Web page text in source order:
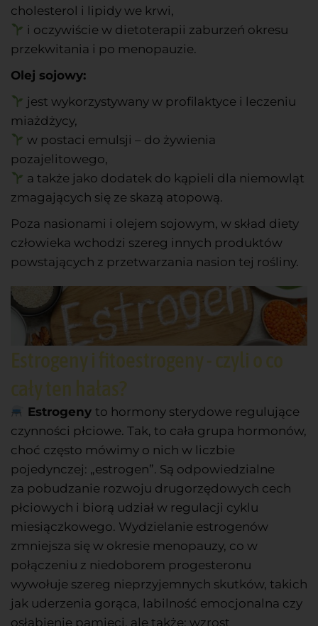
cholesterol i lipidy we krwi,
i oczywiście w dietoterapii zaburzeń okresu
przekwitania i po menopauzie.
Olej sojowy:
jest wykorzystywany w profilaktyce i leczeniu
miażdżycy,
w postaci emulsji – do żywienia
pozajelitowego,
a także jako dodatek do kąpieli dla niemowląt
zmagających się ze skazą atopową.
Poza nasionami i olejem sojowym, w skład diety
człowieka wchodzi szereg innych produktów
powstających z przetwarzania nasion tej rośliny.
Estrogeny i fitoestrogeny - czyli o co
cały ten hałas?
Estrogenyto hormony sterydowe regulujące
czynności płciowe. Tak, to cała grupa hormonów,
choć często mówimy o nich w liczbie
pojedynczej: „estrogen”. Są odpowiedzialne
za pobudzanie rozwoju drugorzędowych cech
płciowych i biorą udział w regulacji cyklu
miesiączkowego. Wydzielanie estrogenów
zmniejsza się w okresie menopauzy, co w
połączeniu z niedoborem progesteronu
wywołuje szereg nieprzyjemnych skutków, takich
jak uderzenia gorąca, labilność emocjonalna czy
osłabienie pamięci, ale także: wzrost